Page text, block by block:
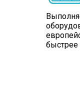
быстрее